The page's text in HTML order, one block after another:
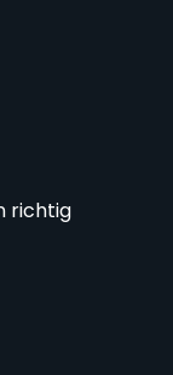
richtig